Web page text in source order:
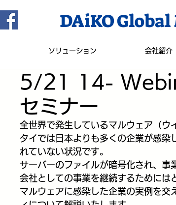
DAiKO
ソリューション 会社紹介
5/21 14-
セミナー
全世界で発生しているマルウェア（ウ
タイでは日本よりも多くの企業が感染
れていない状況です。
サーバーのファイルが暗号化され、事
会社としての事業を継続するためには
マルウェアに感染した企業の実例を交